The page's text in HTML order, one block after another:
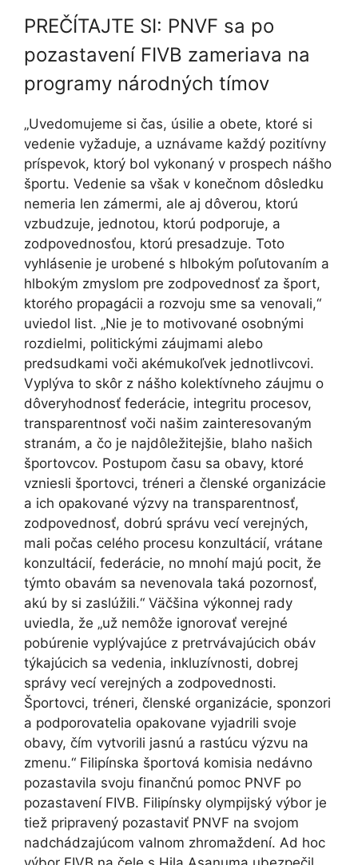
PREČÍTAJTE SI: PNVF sa po
pozastavení FIVB zameriava na
programy národných tímov
„Uvedomujeme si čas, úsilie a obete, ktoré si
vedenie vyžaduje, a uznávame každý pozitívny
príspevok, ktorý bol vykonaný v prospech nášho
športu. Vedenie sa však v konečnom dôsledku
nemeria len zámermi, ale aj dôverou, ktorú
vzbudzuje, jednotou, ktorú podporuje, a
zodpovednosťou, ktorú presadzuje. Toto
vyhlásenie je urobené s hlbokým poľutovaním a
hlbokým zmyslom pre zodpovednosť za šport,
ktorého propagácii a rozvoju sme sa venovali,“
uviedol list. „Nie je to motivované osobnými
rozdielmi, politickými záujmami alebo
predsudkami voči akémukoľvek jednotlivcovi.
Vyplýva to skôr z nášho kolektívneho záujmu o
dôveryhodnosť federácie, integritu procesov,
transparentnosť voči našim zainteresovaným
stranám, a čo je najdôležitejšie, blaho našich
športovcov. Postupom času sa obavy, ktoré
vzniesli športovci, tréneri a členské organizácie
a ich opakované výzvy na transparentnosť,
zodpovednosť, dobrú správu vecí verejných,
mali počas celého procesu konzultácií, vrátane
konzultácií, federácie, no mnohí majú pocit, že
týmto obavám sa nevenovala taká pozornosť,
akú by si zaslúžili.“ Väčšina výkonnej rady
uviedla, že „už nemôže ignorovať verejné
pobúrenie vyplývajúce z pretrvávajúcich obáv
týkajúcich sa vedenia, inkluzívnosti, dobrej
správy vecí verejných a zodpovednosti.
Športovci, tréneri, členské organizácie, sponzori
a podporovatelia opakovane vyjadrili svoje
obavy, čím vytvorili jasnú a rastúcu výzvu na
zmenu.“ Filipínska športová komisia nedávno
pozastavila svoju finančnú pomoc PNVF po
pozastavení FIVB. Filipínsky olympijský výbor je
tiež pripravený pozastaviť PNVF na svojom
nadchádzajúcom valnom zhromaždení. Ad hoc